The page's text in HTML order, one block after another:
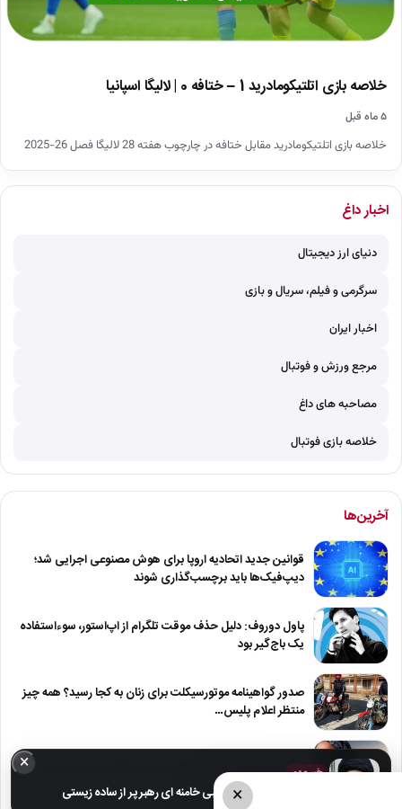
خلاصه بازی اتلتیکومادرید 1 – ختافه 0 | لالیگا اسپانیا
۵ ماه قبل
خلاصه بازی اتلتیکومادرید مقابل ختافه در چارچوب هفته 28 لالیگا فصل 26-2025
اخبار داغ
دنیای ارز دیجیتال
سرگرمی و فیلم، سریال و بازی
اخبار ایران
مرجع ورزش و فوتبال
مصاحبه های داغ
خلاصه بازی فوتبال
آخرین‌ها
قوانین جدید اتحادیه اروپا برای هوش مصنوعی اجرایی شد؛
دیپ‌فیک‌ها باید برچسب‌گذاری شوند
پاول دوروف: دلیل حذف موقت تلگرام از اپ‌استور، سوءاستفاده
یک باج‌گیر بود
صدور گواهینامه موتورسیکلت برای زنان به کجا رسید؟ همه چیز
منتظر اعلام پلیس…
مرگ تلخ مربی کراسفیت تهران بر اثر مارگزیدگی در لواسان
×
× خبر مهم
عکس های خانوادگی مجتبی خامنه ای رهبر پر از ساده زیستی